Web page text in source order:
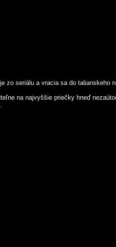
zo seriálu a vracia sa do talianskeho
na najvyššie priečky hneď